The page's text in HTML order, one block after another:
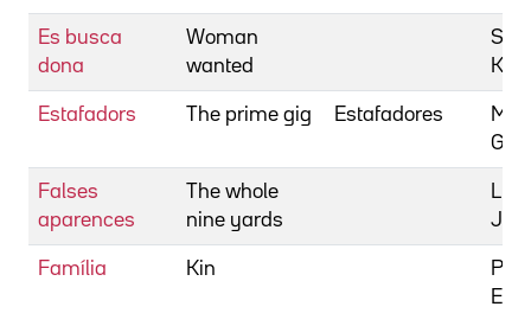
Es busca
dona
Woman
wanted
Estafadors The prime gig Estafadores
Falses
aparences
The whole
nine yards
Família Kin